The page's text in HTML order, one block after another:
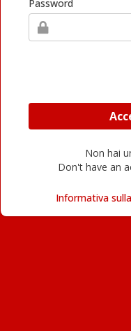
Password
Non hai
Don't have an
Informativa